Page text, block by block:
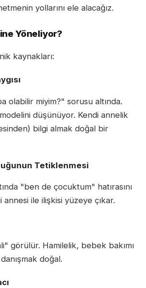
yollarını ele alacağız.
Yöneliyor?
kaynakları:
olabilir miyim?" sorusu altında.
modelini düşünüyor. Kendi annelik
bilgi almak doğal bir
Tetiklenmesi
"ben de çocuktum" hatırasını
annesi ile ilişkisi yüzeye çıkar.
görülür. Hamilelik, bebek bakımı
doğal.